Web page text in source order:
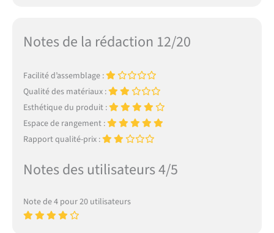
Notes de la rédaction 12/20
Facilité d’assemblage :
Qualité des matériaux :
Esthétique du produit :
Espace de rangement :
Rapport qualité-prix :
Notes des utilisateurs 4/5
Note de 4 pour 20 utilisateurs